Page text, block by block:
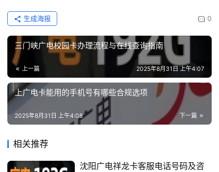
0
生成海报
三门峡广电校园卡办理流程与在线查询指南
上一篇 2025年8月31日 上午4:07
上广电卡能用的手机号有哪些合规选项
下一篇
2025年8月31日 上午4:08
相关推荐
沈阳广电祥龙卡客服电话号码及咨